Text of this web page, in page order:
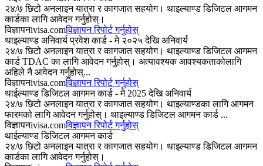
२४/७ छिटो अनलाइन यात्रा र कागजात सहयोग। थाइल्याण्ड डिजिटल आगमन
कार्डका लागि आवेदन गर्नुहोस्।
विज्ञापनivisa.comविज्ञापन रिपोर्ट गर्नुहोस्
थाइल्याण्ड अनिवार्य प्रवेश कार्ड - मे २०२५ देखि अनिवार्य
२४/७ छिटो अनलाइन यात्रा र कागजात सहयोग। थाइल्याण्ड डिजिटल आगमन
कार्ड TDAC का लागि आवेदन गर्नुहोस्। अत्यावश्यक आवश्यकताकोलागि
अहिले नै आवेदन गर्नुहोस्...
विज्ञापनivisa.comविज्ञापन रिपोर्ट गर्नुहोस्
थाईल्याण्ड डिजिटल आगमन कार्ड - मे 2025 देखि अनिवार्य
२४/७ छिटो अनलाइन यात्रा र कागजात सहयोग। थाइल्याण्डका लागि आगमन
फारमको लागि आवेदन गर्नुहोस्। थाइल्याण्ड डिजिटल आगमन कार्ड ...
विज्ञापनivisa.comविज्ञापन रिपोर्ट गर्नुहोस्
थाईल्याण्ड डिजिटल आगमन कार्ड
२४/७ छिटो अनलाइन यात्रा र कागजात सहयोग। थाइल्याण्ड डिजिटल आगमन
कार्डका लागि आवेदन गर्नुहोस्।